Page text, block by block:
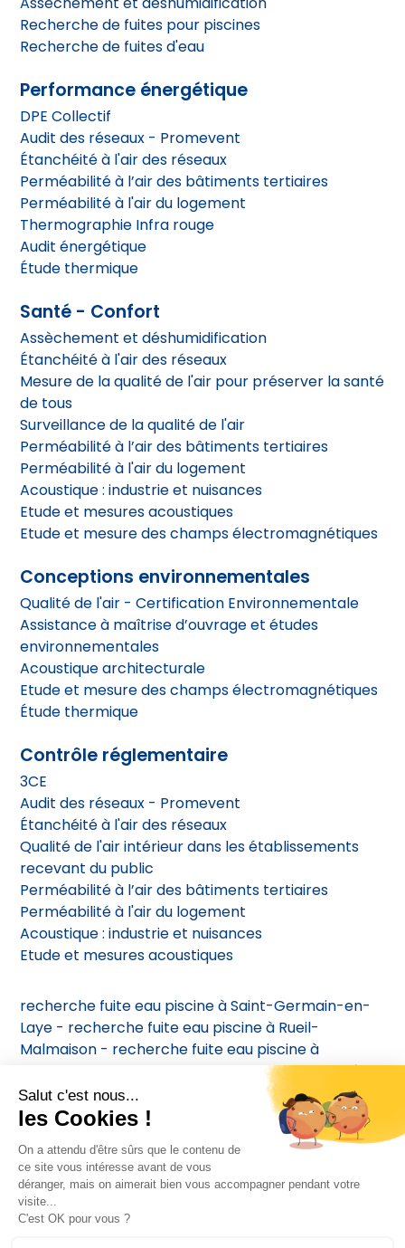
Recherche de fuites pour piscines
Recherche de fuites d'eau
Performance énergétique
DPE Collectif
Audit des réseaux - Promevent
Étanchéité à l'air des réseaux
Perméabilité à l’air des bâtiments tertiaires
Perméabilité à l'air du logement
Thermographie Infra rouge
Audit énergétique
Étude thermique
Santé - Confort
Assèchement et déshumidification
Étanchéité à l'air des réseaux
Mesure de la qualité de l'air pour préserver la santé
de tous
Surveillance de la qualité de l'air
Perméabilité à l’air des bâtiments tertiaires
Perméabilité à l'air du logement
Acoustique : industrie et nuisances
Etude et mesures acoustiques
Etude et mesure des champs électromagnétiques
Conceptions environnementales
Qualité de l'air - Certification Environnementale
Assistance à maîtrise d’ouvrage et études
environnementales
Acoustique architecturale
Etude et mesure des champs électromagnétiques
Étude thermique
Contrôle réglementaire
3CE
Audit des réseaux - Promevent
Étanchéité à l'air des réseaux
Qualité de l'air intérieur dans les établissements
recevant du public
Perméabilité à l’air des bâtiments tertiaires
Perméabilité à l'air du logement
Acoustique : industrie et nuisances
Etude et mesures acoustiques
recherche fuite eau piscine à Saint-Germain-en-
Laye - recherche fuite eau piscine à Rueil-
Malmaison - recherche fuite eau piscine à
recherche fuite eau piscine à
Enghien-les-Bains
recherche fuite eau piscine à
Vésinet
Airtcontrole - 2023 - Tous droits réservés